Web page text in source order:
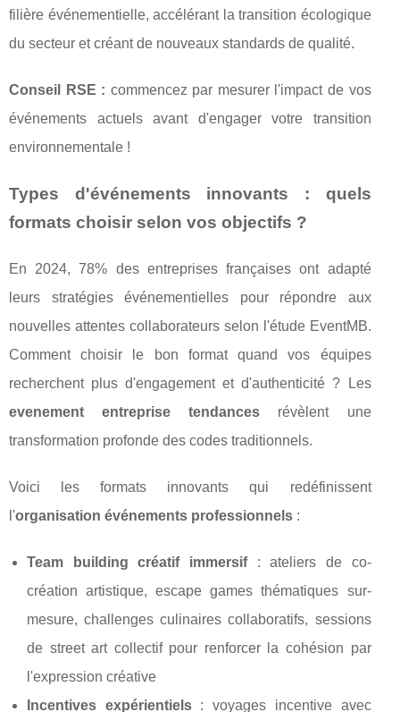
filière événementielle, accélérant la transition écologique
du secteur et créant de nouveaux standards de qualité.
Conseil RSE : commencez par mesurer l'impact de vos
événements actuels avant d'engager votre transition
environnementale !
Types d'événements innovants : quels
formats choisir selon vos objectifs ?
En 2024, 78% des entreprises françaises ont adapté
leurs stratégies événementielles pour répondre aux
nouvelles attentes collaborateurs selon l'étude EventMB.
Comment choisir le bon format quand vos équipes
recherchent plus d'engagement et d'authenticité ? Les
evenement entreprise tendances révèlent une
transformation profonde des codes traditionnels.
Voici les formats innovants qui redéfinissent
l'organisation événements professionnels :
Team building créatif immersif: ateliers de co-
création artistique, escape games thématiques sur-
mesure, challenges culinaires collaboratifs, sessions
de street art collectif pour renforcer la cohésion par
l'expression créative
Incentives expérientiels: voyages incentive avec